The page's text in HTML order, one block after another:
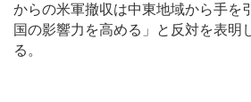
からの米軍撤収は中東地域から手を
国の影響力を高める」と反対を表明
る。